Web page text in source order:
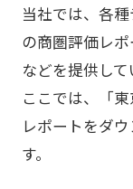
当社では、各
の商圏評価レ
などを提供して
ここでは、「
レポートをダ
す。